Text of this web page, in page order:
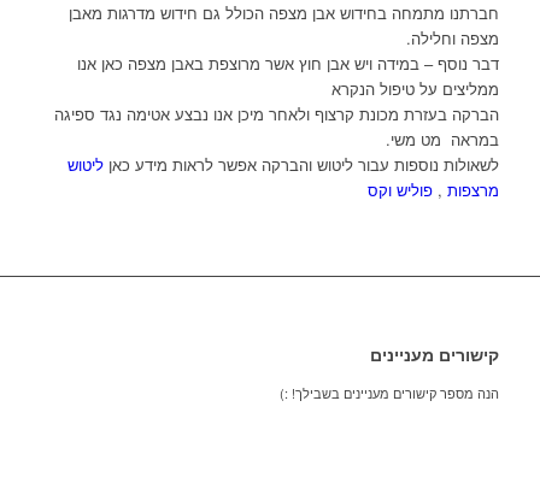
חברתנו מתמחה בחידוש אבן מצפה הכולל גם חידוש מדרגות מאבן
מצפה וחלילה.
דבר נוסף – במידה ויש אבן חוץ אשר מרוצפת באבן מצפה כאן אנו
ממליצים על טיפול הנקרא
הברקה בעזרת מכונת קרצוף ולאחר מיכן אנו נבצע אטימה נגד ספיגה
במראה מט משי.
לשאולות נוספות עבור ליטוש והברקה אפשר לראות מידע כאן ליטוש
מרצפות, פוליש וקס
קישורים מעניינים
הנה מספר קישורים מעניינים בשבילך! :)